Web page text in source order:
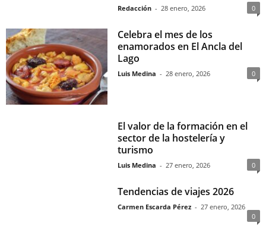
Redacción - 28 enero, 2026 0
Celebra el mes de los
enamorados en El Ancla del
Lago
Luis Medina - 28 enero, 2026 0
El valor de la formación en el
sector de la hostelería y
turismo
Luis Medina - 27 enero, 2026 0
Tendencias de viajes 2026
Carmen Escarda Pérez - 27 enero, 2026
0